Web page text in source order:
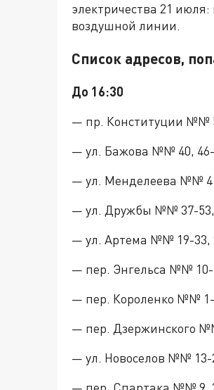
электричества 21
воздушной линии.
Список адресов,
До 16:30
— пр. Конституции №№
— ул. Бажова №№ 40, 46-
— ул. Менделеева №№
— ул. Дружбы №№ 37-53,
— ул. Артема №№ 19-33,
— пер. Энгельса №№ 10-
— пер. Короленко №№ 1-
— пер. Дзержинского
— ул. Новоселов №№ 13-